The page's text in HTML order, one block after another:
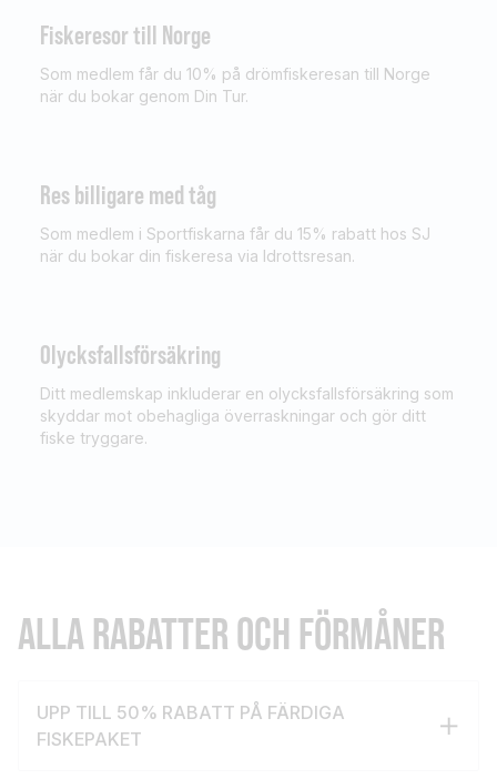
Fiskeresor till Norge
Som medlem får du 10% på drömfiskeresan till Norge
när du bokar genom Din Tur.
Res billigare med tåg
Som medlem i Sportfiskarna får du 15% rabatt hos SJ
när du bokar din fiskeresa via Idrottsresan.
Olycksfallsförsäkring
Ditt medlemskap inkluderar en olycksfallsförsäkring som
skyddar mot obehagliga överraskningar och gör ditt
fiske tryggare.
ALLA RABATTER OCH FÖRMÅNER
UPP TILL 50% RABATT PÅ FÄRDIGA
FISKEPAKET